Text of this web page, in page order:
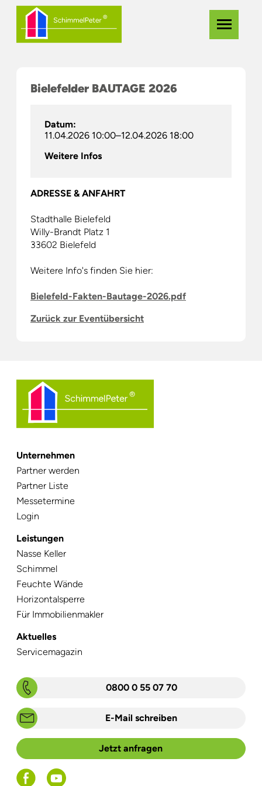
Zum
Hauptinhalt
springen
Navigation
Bielefelder BAUTAGE 2026
Datum:
11.04.2026 10:00–12.04.2026 18:00
Weitere Infos
ADRESSE & ANFAHRT
Stadthalle Bielefeld
Willy-Brandt Platz 1
33602 Bielefeld
Weitere Info's finden Sie hier:
Bielefeld-Fakten-Bautage-2026.pdf
Zurück zur Eventübersicht
Unternehmen
Navigation
überspringen
Partner werden
Partner Liste
Messetermine
Login
Leistungen
Navigation
überspringen
Nasse Keller
Schimmel
Feuchte Wände
Horizontalsperre
Für Immobilienmakler
Aktuelles
Navigation
Servicemagazin
0800 0 55 07 70
E-Mail schreiben
Jetzt anfragen